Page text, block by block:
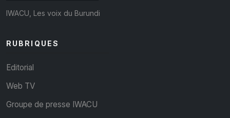
IWACU, Les voix du Burundi
RUBRIQUES
Editorial
Web TV
Groupe de presse IWACU